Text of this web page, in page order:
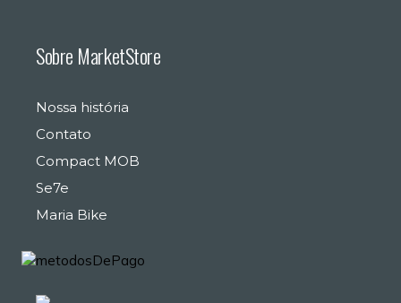
Sobre MarketStore
Nossa história
Contato
Compact MOB
Se7e
Maria Bike